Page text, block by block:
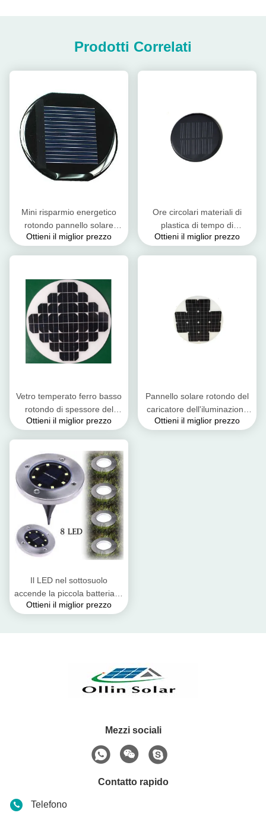
Prodotti Correlati
Mini risparmio energetico
rotondo pannello solare
dell'epossiresina/del
Ottieni il miglior prezzo
Ore circolari materiali di
plastica di tempo di
illuminazione dei pannelli
Ottieni il miglior prezzo
Vetro temperato ferro basso
rotondo di spessore del
pannello solare 3.2mm del
Ottieni il miglior prezzo
Pannello solare rotondo del
caricatore dell'iluminazione
pubblica, cellula solare alto
Ottieni il miglior prezzo
Il LED nel sottosuolo
accende la piccola batteria al
piombo colloidale rotonda
Ottieni il miglior prezzo
Mezzi sociali
Contatto rapido
Telefono